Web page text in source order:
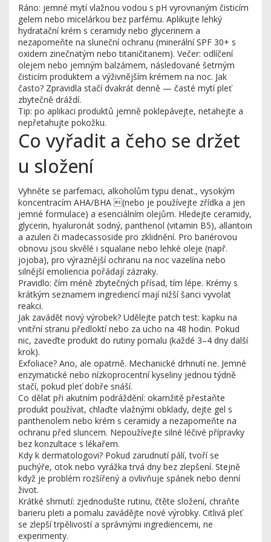
Ráno: jemné mytí vlažnou vodou s pH vyrovnaným čisticím
gelem nebo micelárkou bez parfému. Aplikujte lehký
hydratační krém s ceramidy nebo glycerinem a
nezapomeňte na sluneční ochranu (minerální SPF 30+ s
oxidem zinečnatým nebo titaničitanem). Večer: odlíčení
olejem nebo jemným balzámem, následované šetrným
čisticím produktem a výživnějším krémem na noc. Jak
často? Zpravidla stačí dvakrát denně — časté mytí pleť
zbytečně dráždí.
Tip: po aplikaci produktů jemně poklepávejte, netahejte a
nepřetahujte pokožku.
Co vyřadit a čeho se držet
u složení
Vyhněte se parfemaci, alkoholům typu denat., vysokým
koncentracím AHA/BHA (nebo je používejte zřídka a jen
jemné formulace) a esenciálním olejům. Hledejte ceramidy,
glycerin, hyaluronát sodný, panthenol (vitamin B5), allantoin
a azulen či madecassoside pro zklidnění. Pro bariérovou
obnovu jsou skvělé i squalane nebo lehké oleje (např.
jojoba), pro výraznější ochranu na noc vazelína nebo
silnější emoliencia pořádají zázraky.
Pravidlo: čím méně zbytečných přísad, tím lépe. Krémy s
krátkým seznamem ingrediencí mají nižší šanci vyvolat
reakci.
Jak zavádět nový výrobek? Udělejte patch test: kapku na
vnitřní stranu předloktí nebo za ucho na 48 hodin. Pokud
nic, zaveďte produkt do rutiny pomalu (každé 3–4 dny další
krok).
Exfoliace? Ano, ale opatrně. Mechanické drhnutí ne. Jemné
enzymatické nebo nízkoprocentní kyseliny jednou týdně
stačí, pokud pleť dobře snáší.
Co dělat při akutním podráždění: okamžitě přestaňte
produkt používat, chlaďte vlažnými obklady, dejte gel s
panthenolem nebo krém s ceramidy a nezapomeňte na
ochranu před sluncem. Nepoužívejte silné léčivé přípravky
bez konzultace s lékařem.
Kdy k dermatologovi? Pokud zarudnutí pálí, tvoří se
puchýře, otok nebo vyrážka trvá dny bez zlepšení. Stejně
když je problém rozšířený a ovlivňuje spánek nebo denní
život.
Krátké shrnutí: zjednodušte rutinu, čtěte složení, chraňte
barieru pleti a pomalu zavádějte nové výrobky. Citlivá pleť
se zlepší trpělivostí a správnými ingrediencemi, ne
experimenty.